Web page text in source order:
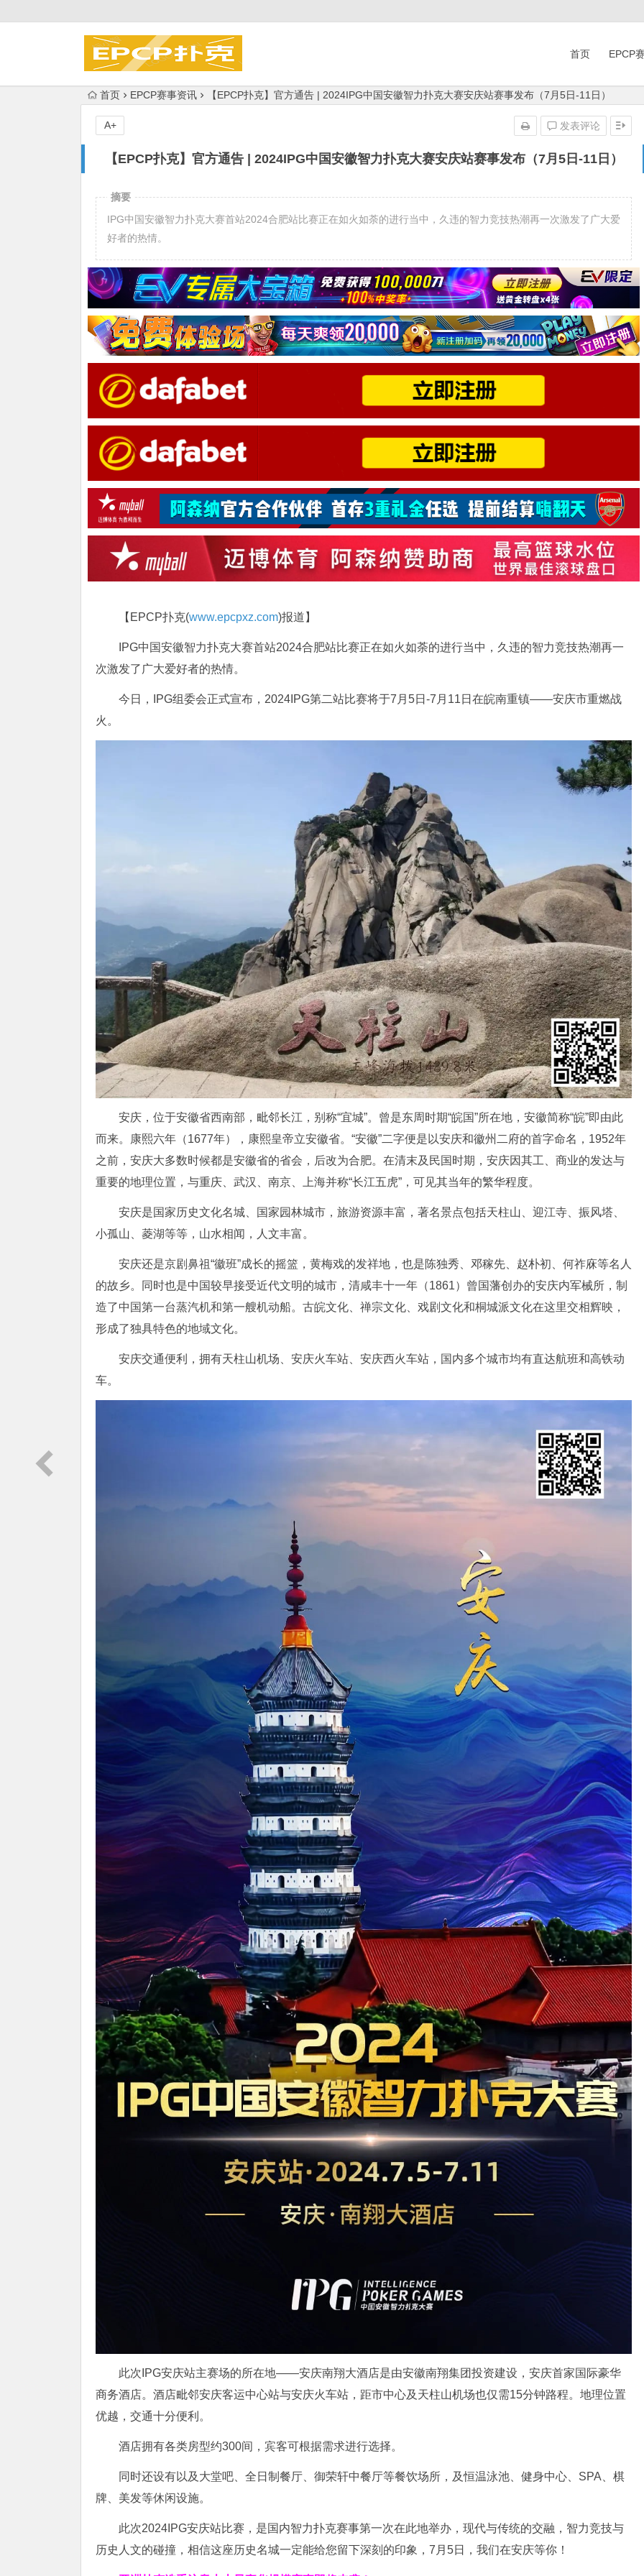
首页 EPCP
首页 EPCP赛事资讯 【EPCP扑克】官方通告 | 2024IPG中国安徽智力扑克大赛安庆站赛事发布（7月5日-11日）
【EPCP扑克】官方通告 | 2024IPG中国安徽智力扑克大赛安庆站赛事发布（7月5日-11日）
发表评论
A+
摘要
IPG中国安徽智力扑克大赛首站2024合肥站比赛正在如火如荼的进行当中，久违的智力竞技热潮再一次激发了广大爱
好者的热情。
【EPCP扑克(www.epcpxz.com)报道】
IPG中国安徽智力扑克大赛首站2024合肥站比赛正在如火如荼的进行当中，久违的智力竞技热潮再一
次激发了广大爱好者的热情。
今日，IPG组委会正式宣布，2024IPG第二站比赛将于7月5日-7月11日在皖南重镇——安庆市重燃战
火。
安庆，位于安徽省西南部，毗邻长江，别称“宜城”。曾是东周时期“皖国”所在地，安徽简称“皖”即由此
而来。康熙六年（1677年），康熙皇帝立安徽省。“安徽”二字便是以安庆和徽州二府的首字命名，1952年
之前，安庆大多数时候都是安徽省的省会，后改为合肥。在清末及民国时期，安庆因其工、商业的发达与
重要的地理位置，与重庆、武汉、南京、上海并称“长江五虎”，可见其当年的繁华程度。
安庆是国家历史文化名城、国家园林城市，旅游资源丰富，著名景点包括天柱山、迎江寺、振风塔、
小孤山、菱湖等等，山水相闻，人文丰富。
安庆还是京剧鼻祖“徽班”成长的摇篮，黄梅戏的发祥地，也是陈独秀、邓稼先、赵朴初、何祚庥等名人
的故乡。同时也是中国较早接受近代文明的城市，清咸丰十一年（1861）曾国藩创办的安庆内军械所，制
造了中国第一台蒸汽机和第一艘机动船。古皖文化、禅宗文化、戏剧文化和桐城派文化在这里交相辉映，
形成了独具特色的地域文化。
安庆交通便利，拥有天柱山机场、安庆火车站、安庆西火车站，国内多个城市均有直达航班和高铁动
车。
此次IPG安庆站主赛场的所在地——安庆南翔大酒店是由安徽南翔集团投资建设，安庆首家国际豪华
商务酒店。酒店毗邻安庆客运中心站与安庆火车站，距市中心及天柱山机场也仅需15分钟路程。地理位置
优越，交通十分便利。
酒店拥有各类房型约300间，宾客可根据需求进行选择。
同时还设有以及大堂吧、全日制餐厅、御荣轩中餐厅等餐饮场所，及恒温泳池、健身中心、SPA、棋
牌、美发等休闲设施。
此次2024IPG安庆站比赛，是国内智力扑克赛事第一次在此地举办，现代与传统的交融，智力竞技与
历史人文的碰撞，相信这座历史名城一定能给您留下深刻的印象，7月5日，我们在安庆等你！